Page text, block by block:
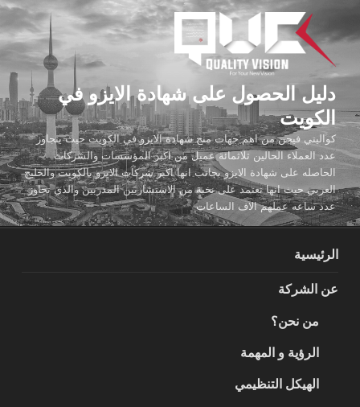
المحتوى
دليل الحصول على شهادة الايزو في
الكويت
كواليتي فيجن من اهم جهات منح شهادة الايزو في الكويت حيث يتجاوز
عدد العملاء الحالين ثلاثمائة عميل من اكبر المؤسسات والشركات
الحاصله على شهادة الايزو بجانب انها اكبر شركات الايزو بالكويت والخليج
العربي حيث انها تعتمد على نخبة من الاستشاريين المدربين والذي تجاوز
عدد ساعه عملهم الاف الساعات
الرئيسية
عن الشركة
من نحن؟
الرؤية و المهمة
الهيكل التنظيمي